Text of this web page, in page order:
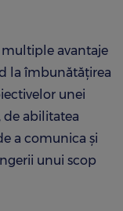
avantaje
la îmbunătățirea
unei
abilitatea
a comunica și
unui scop